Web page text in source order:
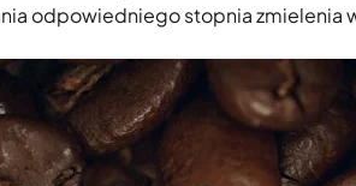
odpowiedniego stopnia zmielenia